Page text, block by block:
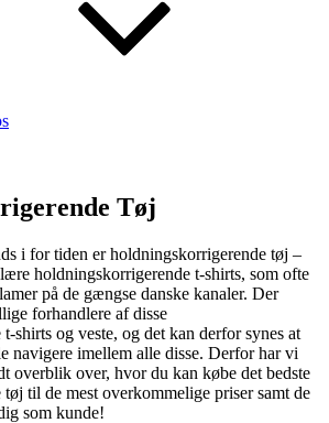
Tøj
i for tiden er holdningskorrigerende tøj –
holdningskorrigerende t-shirts, som ofte
på de gængse danske kanaler. Der
forhandlere af disse
shirts og veste, og det kan derfor synes at
navigere imellem alle disse. Derfor har vi
overblik over, hvor du kan købe det bedste
til de mest overkommelige priser samt de
som kunde!